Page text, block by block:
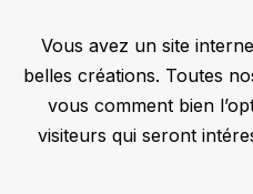
Vous avez un site
belles créations. Toutes
vous comment bien
visiteurs qui seront